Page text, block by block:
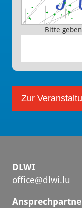
Bitte geben
DLWI
office@dlwi.lu